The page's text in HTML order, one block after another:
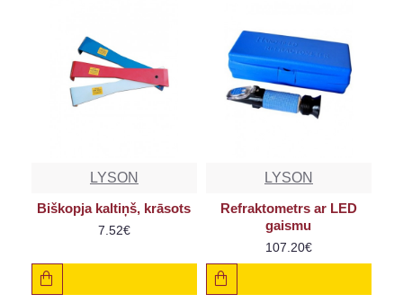
LYSON
Biškopja kaltiņš, krāsots
7.52€
LYSON
Refraktometrs ar LED
gaismu
107.20€